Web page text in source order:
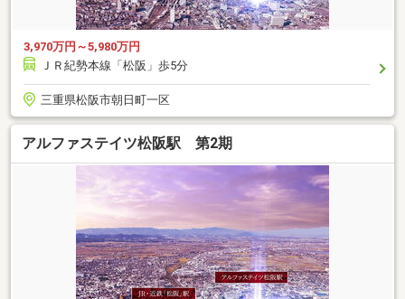
3,970万円～5,980万円
ＪＲ紀勢本線「松阪」歩5分
三重県松阪市朝日町一区
アルファステイツ松阪駅 第2期